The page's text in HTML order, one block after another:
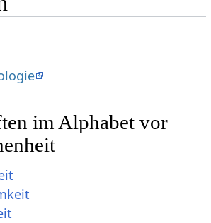
im Alphabet vor